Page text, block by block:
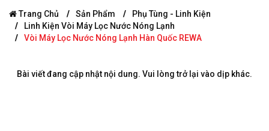
Trang Chủ Sản Phẩm
Phụ Tùng - Linh Kiện
Linh Kiện Vòi Máy Lọc Nước Nóng Lạnh
Vòi Máy Lọc Nước Nóng Lạnh Hàn Quốc REWA
Bài viết đang cập nhật nội dung. Vui lòng trở lại vào dịp khác.